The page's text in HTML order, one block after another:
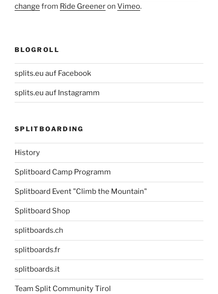
change from Ride Greeneron Vimeo.
BLOGROLL
splits.eu auf Facebook
splits.eu auf Instagramm
SPLITBOARDING
History
Splitboard Camp Programm
Splitboard Event "Climb the Mountain"
Splitboard Shop
splitboards.ch
splitboards.fr
splitboards.it
Team Split Community Tirol